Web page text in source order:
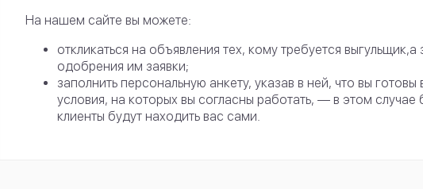
На нашем сайте вы можете:
откликаться на объявления тех, кому требуется
одобрения им заявки;
заполнить персональную анкету, указав в ней, что вы
условия, на которых вы согласны работать, — в этом
клиенты будут находить вас сами.